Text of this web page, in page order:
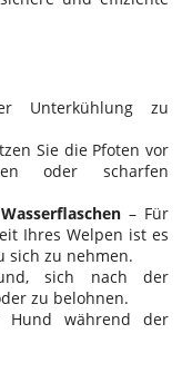
Unterkühlung zu
Sie die Pfoten vor
oder scharfen
– Für
Ihres Welpen ist es
sich zu nehmen.
sich nach der
zu belohnen.
Hund während der